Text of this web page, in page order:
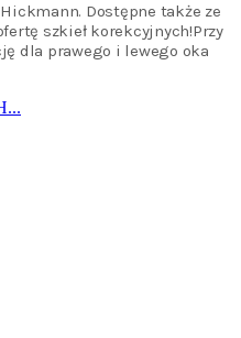
Dostępne także ze
szkieł korekcyjnych!Przy
dla prawego i lewego oka